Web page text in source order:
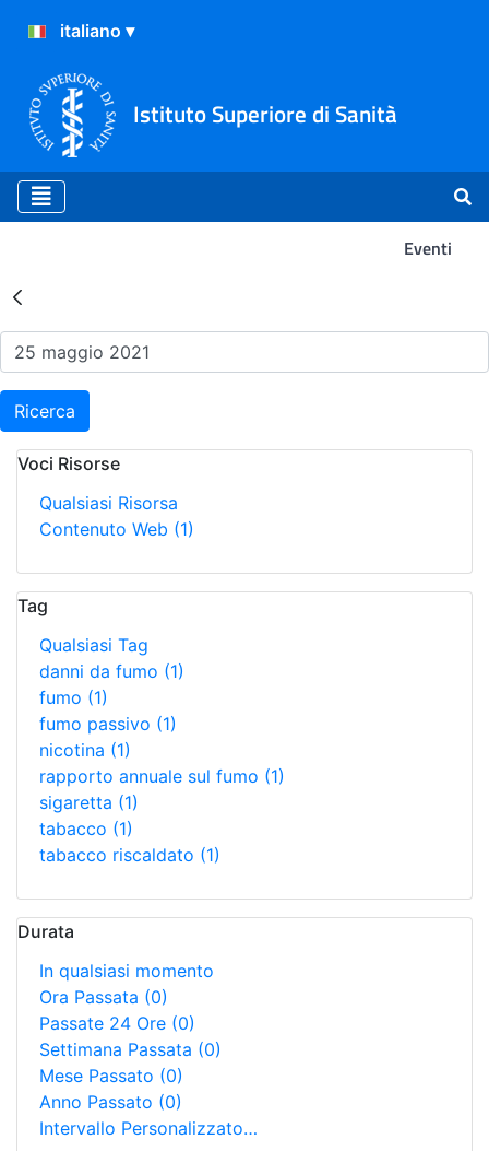
Istituto Superiore di Sanità
Eventi
Risultati della Ricerca -
Ricerca
Voci Risorse
Qualsiasi Risorsa
Contenuto Web (1)
Tag
Qualsiasi Tag
danni da fumo (1)
fumo (1)
fumo passivo (1)
nicotina (1)
rapporto annuale sul fumo (1)
sigaretta (1)
tabacco (1)
tabacco riscaldato (1)
Durata
In qualsiasi momento
Ora Passata (0)
Passate 24 Ore (0)
Settimana Passata (0)
Mese Passato (0)
Anno Passato (0)
Intervallo Personalizzato…